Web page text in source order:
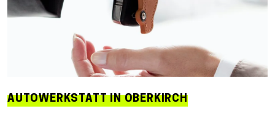
AUTOWERKSTATT IN OBERKIRCH